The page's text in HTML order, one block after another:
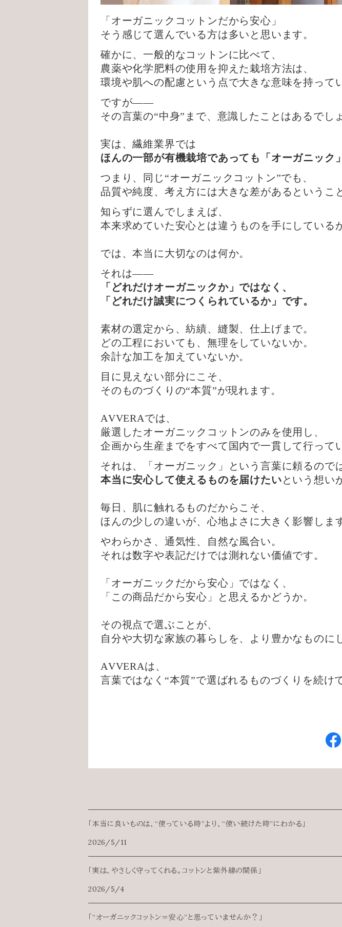
「オーガニックコットンだから安心」
そう感じて選んでいる方は多いと思います。
確かに、一般的なコットンに比べて、
農薬や化学肥料の使用を抑えた栽培方法は、
環境や肌への配慮という点で大きな意味を持って
ですが——
その言葉の“中身”まで、意識したことはあるでし
実は、繊維業界では
ほんの一部が有機栽培であっても「オーガニック
つまり、同じ“オーガニックコットン”でも、
品質や純度、考え方には大きな差があるというこ
知らずに選んでしまえば、
本来求めていた安心とは違うものを手にしている
では、本当に大切なのは何か。
それは——
「どれだけオーガニックか」ではなく、
「どれだけ誠実につくられているか」です。
素材の選定から、紡績、縫製、仕上げまで。
どの工程においても、無理をしていないか。
余計な加工を加えていないか。
目に見えない部分にこそ、
そのものづくりの“本質”が現れます。
AVVERAでは、
厳選したオーガニックコットンのみを使用し、
企画から生産までをすべて国内で一貫して行って
それは、「オーガニック」という言葉に頼るので
本当に安心して使えるものを届けたいという想い
毎日、肌に触れるものだからこそ、
ほんの少しの違いが、心地よさに大きく影響しま
やわらかさ、通気性、自然な風合い。
それは数字や表記だけでは測れない価値です。
「オーガニックだから安心」ではなく、
「この商品だから安心」と思えるかどうか。
その視点で選ぶことが、
自分や大切な家族の暮らしを、より豊かなものに
AVVERAは、
言葉ではなく“本質”で選ばれるものづくりを続け
「本当に良いものは、“使っている時”より、“使い続けた時”にわかる」
2026/5/11
「実は、やさしく守ってくれる。コットンと紫外線の関係」
2026/5/4
「“オーガニックコットン＝安心”と思っていませんか？」